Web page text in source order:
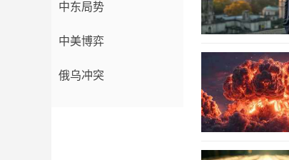
中东局势
中美博弈
俄乌冲突